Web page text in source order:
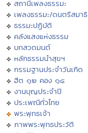
สถานีเพลงธรรมะ
เพลงธรรมะ/ดนตรีสมาธิ
ธรรมะปฏิบัติ
คลังแสงแห่งธรรม
บทสวดมนต์
หลักธรรมนำสุขฯ
กรรมฐานประจำวันเกิด
ฮีต ๑๒ คอง ๑๔
งานบุญประจำปี
ประเพณีทั่วไทย
พระพุทธเจ้า
ภาพพระพุทธประวัติ